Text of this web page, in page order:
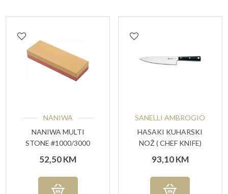
NANIWA
NANIWA MULTI
STONE #1000/3000
GRIT
52,50KM
SANELLI AMBROGIO
HASAKI KUHARSKI
NOŽ ( CHEF KNIFE)
93,10KM